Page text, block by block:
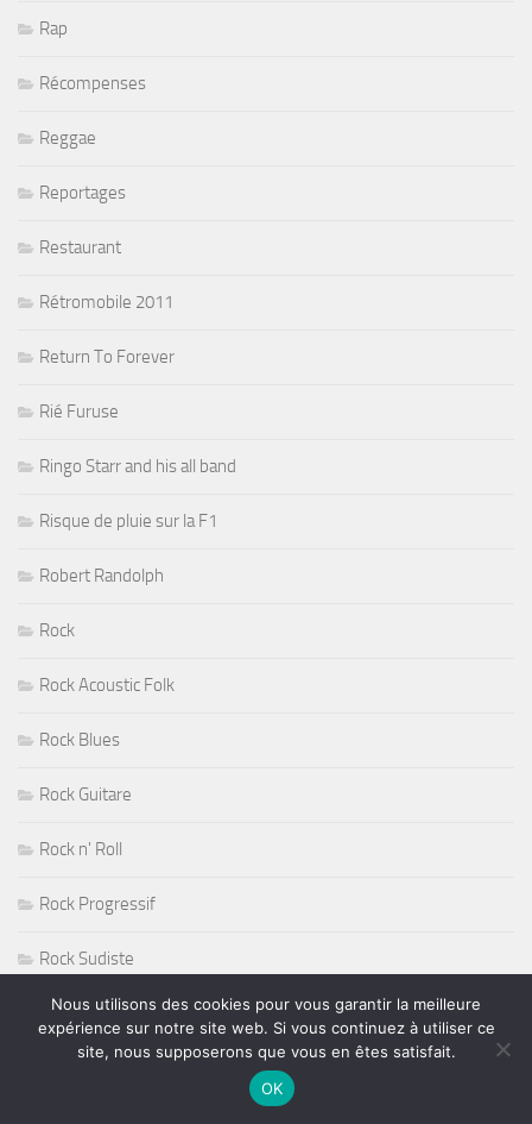
Rap
Récompenses
Reggae
Reportages
Restaurant
Rétromobile 2011
Return To Forever
Rié Furuse
Ringo Starr and his all band
Risque de pluie sur la F1
Robert Randolph
Rock
Rock Acoustic Folk
Rock Blues
Rock Guitare
Rock n' Roll
Rock Progressif
Rock Sudiste
Rockabilly
Nous utilisons des cookies pour vous garantir la meilleure
expérience sur notre site web. Si vous continuez à utiliser ce
site, nous supposerons que vous en êtes satisfait.
OK